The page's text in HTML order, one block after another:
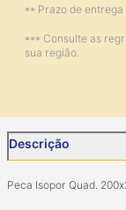
** Prazo de
*** Consulte as
sua região.
Descrição
Peca Isopor Quad.